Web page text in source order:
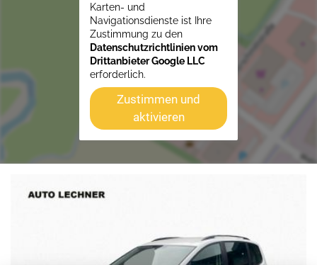
Karten- und
Navigationsdienste ist Ihre
Zustimmung zu den
Datenschutzrichtlinien vom
Drittanbieter Google LLC
erforderlich.
Zustimmen und
aktivieren